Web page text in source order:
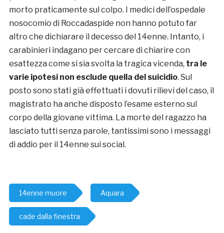
morto praticamente sul colpo. I medici dell’ospedale
nosocomio di Roccadaspide non hanno potuto far
altro che dichiarare il decesso del 14enne. Intanto, i
carabinieri indagano per cercare di chiarire con
esattezza come si sia svolta la tragica vicenda, tra le
varie ipotesi non esclude quella del suicidio. Sul
posto sono stati già effettuati i dovuti rilievi del caso, il
magistrato ha anche disposto l’esame esterno sul
corpo della giovane vittima. La morte del ragazzo ha
lasciato tutti senza parole, tantissimi sono i messaggi
di addio per il 14enne sui social.
14enne muore Aquara
cade dalla finestra